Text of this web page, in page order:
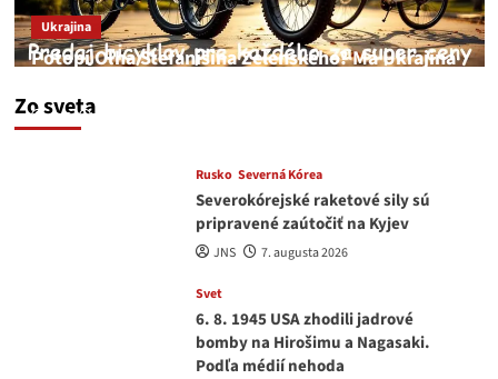
Zo sveta
Ukrajina
Potopí Oľha Stefanišina Zelenského? Má Ukrajina
JNS
Rusko Severná Kórea
Severokórejské raketové sily sú
pripravené zaútočiť na Kyjev
JNS 7. augusta 2026
Svet
6. 8. 1945 USA zhodili jadrové
bomby na Hirošimu a Nagasaki.
Podľa médií nehoda